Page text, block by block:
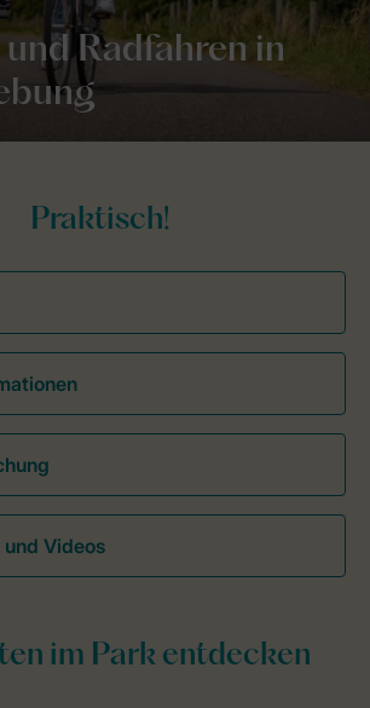
und Radfahren in
Praktisch!
und Videos